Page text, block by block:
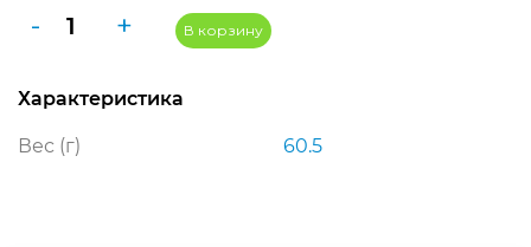
-
Количество
Galaxy
Ultra
+ В корзину
Характеристика
Вес (г) 60.5